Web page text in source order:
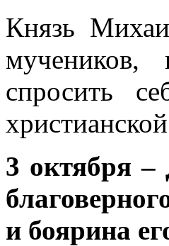
Князь
мучеников,
спросить
3 октября –
и боярина